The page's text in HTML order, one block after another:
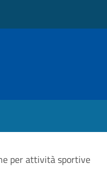
per attività sportive